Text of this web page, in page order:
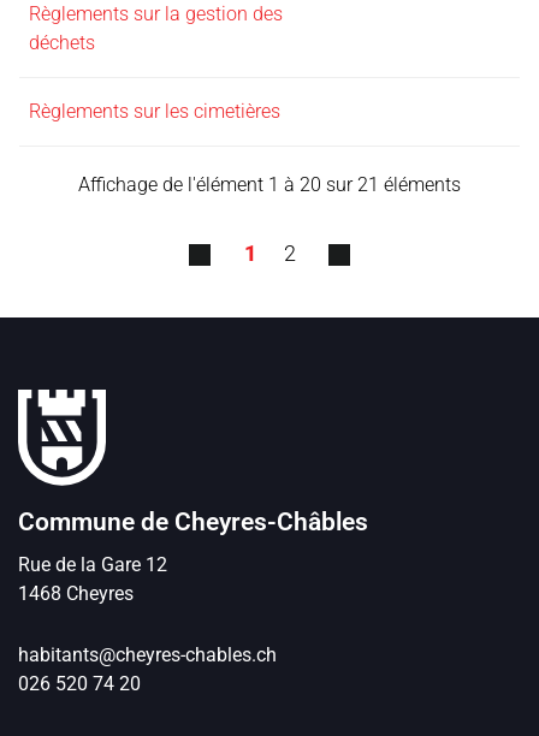
Règlements sur la gestion des
déchets
Règlements sur les cimetières
Affichage de l'élément 1 à 20 sur 21 éléments
1 2
Commune de Cheyres-Châbles
Rue de la Gare 12
1468 Cheyres
habitants@cheyres-chables.ch
026 520 74 20